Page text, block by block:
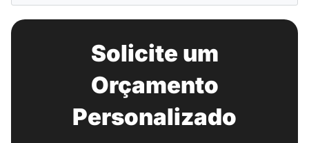
Solicite um
Orçamento
Personalizado